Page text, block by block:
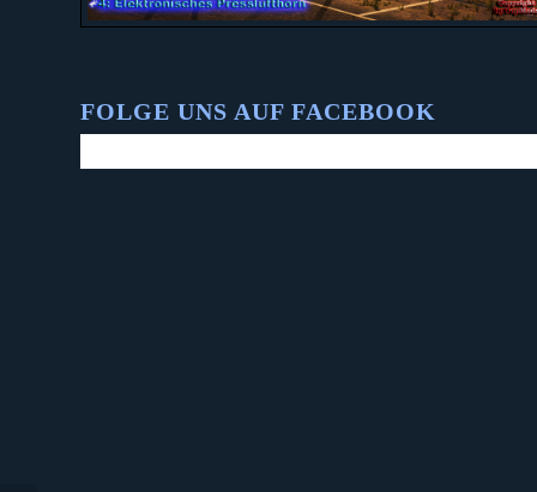
FOLGE UNS AUF FACEBOOK